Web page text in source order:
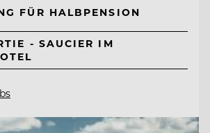
FÜR HALBPENSION
IM